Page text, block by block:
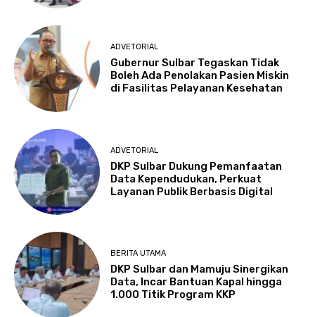
ADVETORIAL
Gubernur Sulbar Tegaskan Tidak
Boleh Ada Penolakan Pasien Miskin
di Fasilitas Pelayanan Kesehatan
ADVETORIAL
DKP Sulbar Dukung Pemanfaatan
Data Kependudukan, Perkuat
Layanan Publik Berbasis Digital
BERITA UTAMA
DKP Sulbar dan Mamuju Sinergikan
Data, Incar Bantuan Kapal hingga
1.000 Titik Program KKP